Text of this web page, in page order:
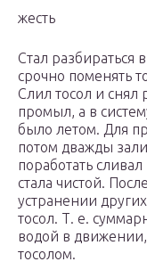
жесть
Стал
срочно поменять
Слил тосол и снял
промыл, а в
было летом. Для
потом дважды
поработать
стала чистой.
устранении
тосол. Т. е.
водой в
тосолом.